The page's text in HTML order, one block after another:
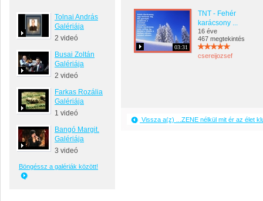
Tolnai András
Galériája
2 videó
Busai Zoltán
Galériája
2 videó
Farkas Rozália
Galériája
1 videó
Bangó Margit.
Galériája
3 videó
Böngéssz a galériák között!
03:31
TNT - Fehér
karácsony ...
16 éve
467 megtekintés
csereijozsef
Vissza a(z) ...ZENE nélkül mit ér az élet